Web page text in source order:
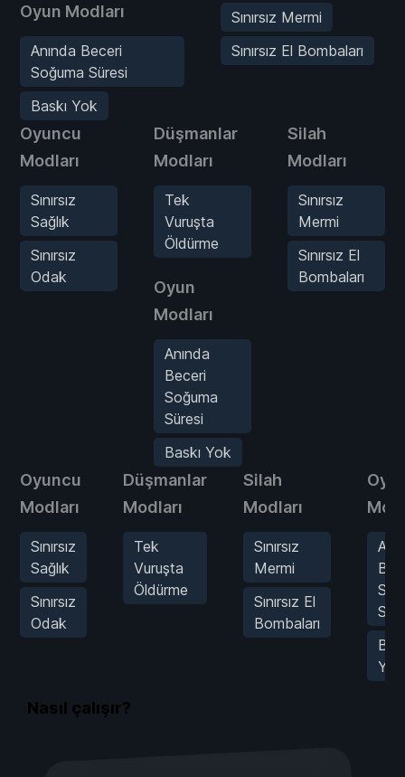
Oyun Modları
Anında Beceri
Soğuma Süresi
Baskı Yok
Sınırsız Mermi
Sınırsız El Bombaları
Oyuncu
Modları
Sınırsız
Sağlık
Sınırsız
Odak
Düşmanlar
Modları
Tek
Vuruşta
Öldürme
Oyun
Modları
Anında
Beceri
Soğuma
Süresi
Baskı Yok
Silah
Modları
Sınırsız
Mermi
Sınırsız El
Bombaları
Oyuncu
Modları
Sınırsız
Sağlık
Sınırsız
Odak
Düşmanlar
Modları
Tek
Vuruşta
Öldürme
Silah
Modları
Sınırsız
Mermi
Sınırsız El
Bombaları
Yok
Nasıl çalışır?